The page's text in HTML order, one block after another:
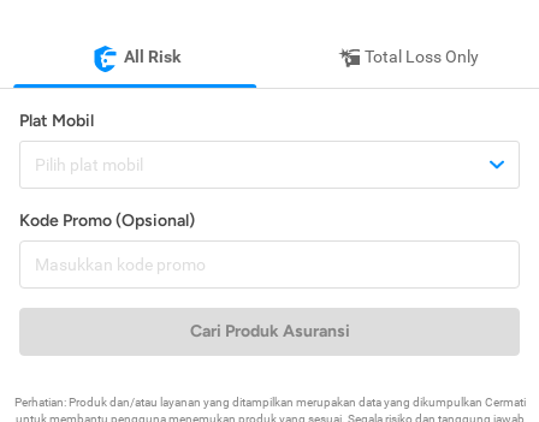
All Risk Total Loss Only
Plat Mobil
Pilih plat mobil
Kode Promo (Opsional)
Cari Produk Asuransi
Perhatian: Produk dan/atau layanan yang ditampilkan merupakan data yang dikumpulkan Cermati
untuk membantu pengguna menemukan produk yang sesuai. Segala risiko dan tanggung jawab